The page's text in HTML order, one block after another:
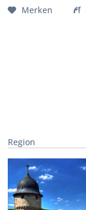
Merken
Region